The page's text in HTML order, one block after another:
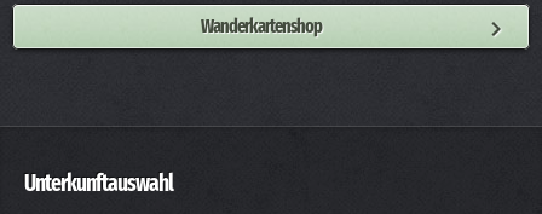
Wanderkartenshop
Unterkunftauswahl